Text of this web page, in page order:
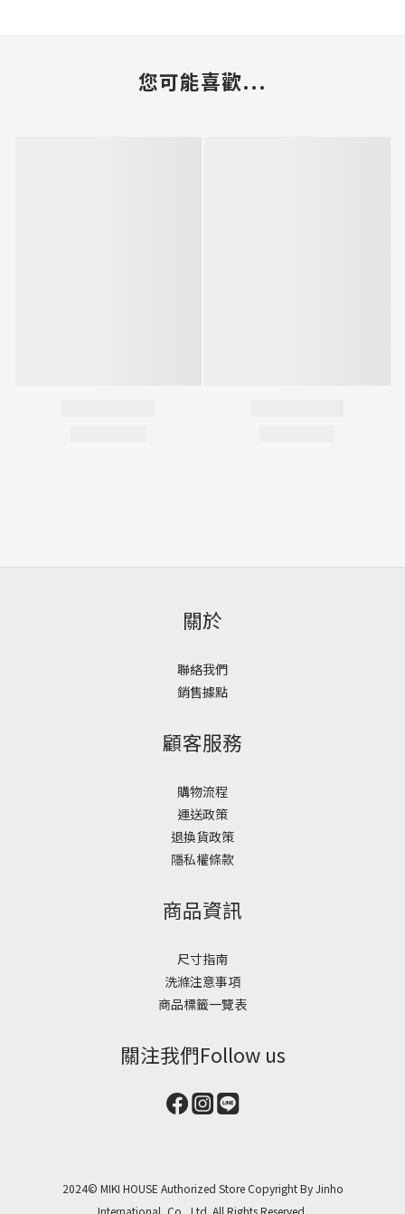
您可能喜歡...
關於
聯絡我們
銷售據點
顧客服務
購物流程
運送政策
退換貨政策
隱私權條款
商品資訊
尺寸指南
洗滌注意事項
商品標籤一覽表
關注我們Follow us
2024© MIKI HOUSE Authorized Store Copyright By Jinho
International, Co., Ltd. All Rights Reserved.